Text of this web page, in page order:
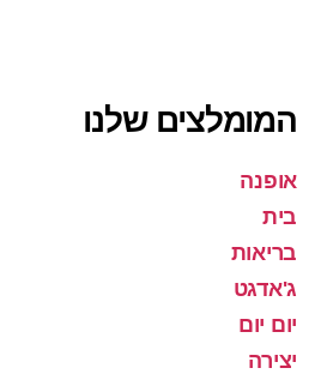
המומלצים שלנו
אופנה
בית
בריאות
ג'אדגט
יום יום
יצירה